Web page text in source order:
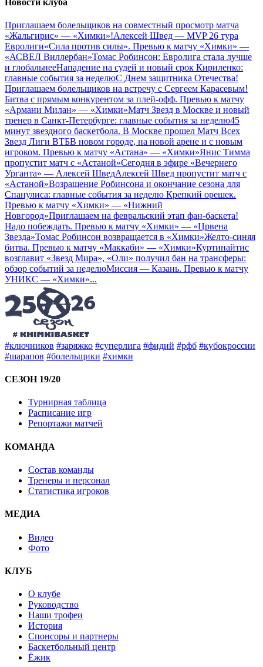
Приглашаем болельщиков на совместный просмотр матча
«Жальгирис» — «Химки»!Алексей Швед — MVP 26 тура
Евролиги«Сила против силы». Превью к матчу «Химки» —
«АСВЕЛ Виллербан»Томас Робинсон: Евролига стала лучше
и глобальнееНападение на судей и новый срок Кириленко:
главные события за неделюС Днем защитника Отечества!
Приглашаем болельщиков на встречу с Сергеем Карасевым!
Битва с прямым конкурентом за плей-офф. Превью к матчу
«Армани Милан» — «Химки»Матч Звезд в Москве и новый
тренер в Санкт-Петербурге: главные события за неделю45
минут звездного баскетбола. В Москве прошел Матч Всех
Звезд Лиги ВТБВ новом городе, на новой арене и с новым
игроком. Превью к матчу «Астана» — «Химки»Янис Тимма
пропустит матч с «Астаной»Сегодня в эфире «Вечернего
Урганта» — Алексей ШведАлексей Швед пропустит матч с
«Астаной»Возращение Робинсона и окончание сезона для
Спанулиса: главные события за неделю Крепкий орешек.
Превью к матчу «Химки» — «Нижний
Новгород»Приглашаем на февральский этап фан-баскета!
Надо побеждать. Превью к матчу «Химки» — «Црвена
Звезда»Томас Робинсон возвращается в «Химки»Желто-синяя
битва. Превью к матчу «Маккаби» — «Химки»Куртинайтис
возглавит «Звезд Мира», «Оли» получил бан на трансферы:
обзор событий за неделюМиссия — Казань. Превью к матчу
УНИКС — «Химки»...
#ключников #заряжко #суперлига #фидий #рфб #кубокроссии
#шарапов #болельщики #химки
СЕЗОН 19/20
Турнирная таблица
Расписание игр
Репортажи матчей
КОМАНДА
Состав команды
Тренеры и персонал
Статистика игроков
МЕДИА
Видео
Фото
КЛУБ
О клубе
Руководство
Наши трофеи
История
Спонсоры и партнеры
Баскетбольный центр
Ёжик